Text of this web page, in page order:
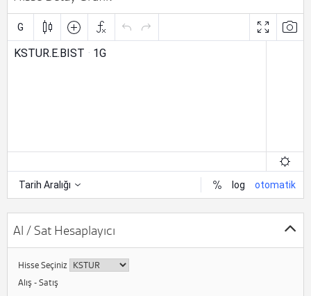
Al / Sat Hesaplayıcı
Hisse Seçiniz
Alış - Satış